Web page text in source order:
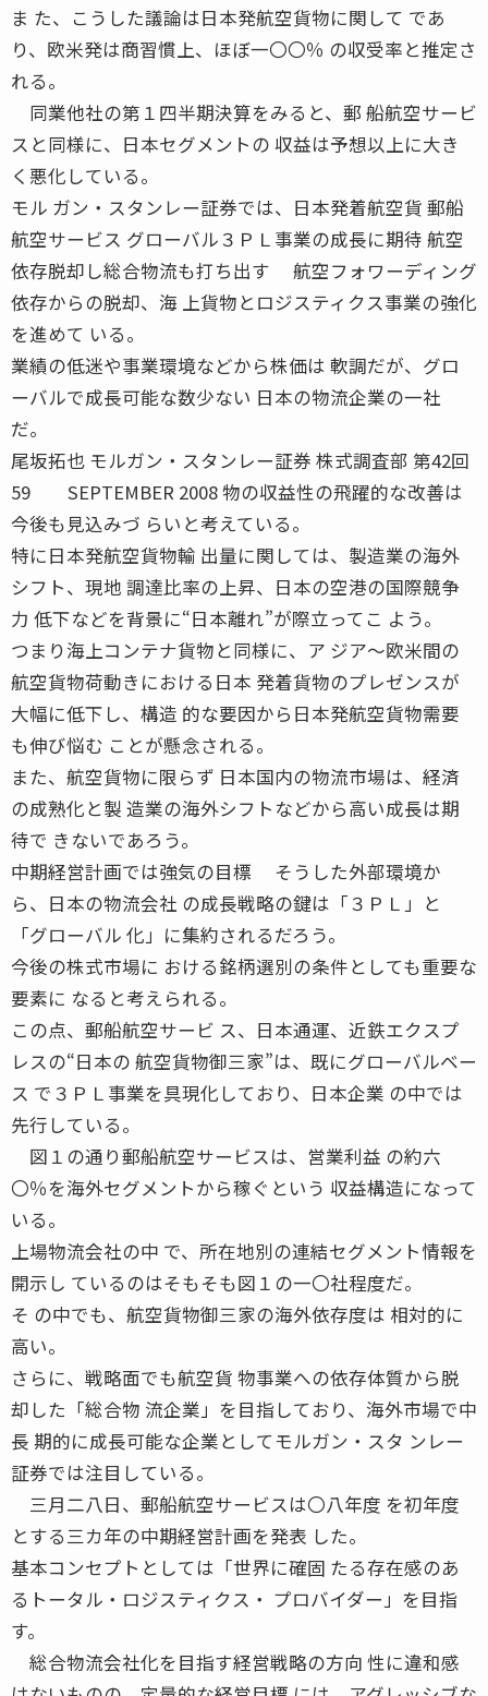
ま た、こうした議論は日本発航空貨物に関して であ
り、欧米発は商習慣上、ほぼ一〇〇％ の収受率と推定さ
れる。
同業他社の第１四半期決算をみると、郵 船航空サービ
スと同様に、日本セグメントの 収益は予想以上に大き
く悪化している。
モル ガン・スタンレー証券では、日本発着航空貨 郵船
航空サービス グローバル３ＰＬ事業の成長に期待 航空
依存脱却し総合物流も打ち出す 航空フォワーディング
依存からの脱却、海 上貨物とロジスティクス事業の強化
を進めて いる。
業績の低迷や事業環境などから株価は 軟調だが、グロ
ーバルで成長可能な数少ない 日本の物流企業の一社
だ。
尾坂拓也 モルガン・スタンレー証券 株式調査部 第42回
59 SEPTEMBER 2008 物の収益性の飛躍的な改善は
今後も見込みづ らいと考えている。
特に日本発航空貨物輸 出量に関しては、製造業の海外
シフト、現地 調達比率の上昇、日本の空港の国際競争
力 低下などを背景に“日本離れ”が際立ってこ よう。
つまり海上コンテナ貨物と同様に、ア ジア〜欧米間の
航空貨物荷動きにおける日本 発着貨物のプレゼンスが
大幅に低下し、構造 的な要因から日本発航空貨物需要
も伸び悩む ことが懸念される。
また、航空貨物に限らず 日本国内の物流市場は、経済
の成熟化と製 造業の海外シフトなどから高い成長は期
待で きないであろう。
中期経営計画では強気の目標 そうした外部環境か
ら、日本の物流会社 の成長戦略の鍵は「３ＰＬ」と
「グローバル 化」に集約されるだろう。
今後の株式市場に おける銘柄選別の条件としても重要な
要素に なると考えられる。
この点、郵船航空サービ ス、日本通運、近鉄エクスプ
レスの“日本の 航空貨物御三家”は、既にグローバルベー
ス で３ＰＬ事業を具現化しており、日本企業 の中では
先行している。
図１の通り郵船航空サービスは、営業利益 の約六
〇％を海外セグメントから稼ぐという 収益構造になって
いる。
上場物流会社の中 で、所在地別の連結セグメント情報を
開示し ているのはそもそも図１の一〇社程度だ。
そ の中でも、航空貨物御三家の海外依存度は 相対的に
高い。
さらに、戦略面でも航空貨 物事業への依存体質から脱
却した「総合物 流企業」を目指しており、海外市場で中
長 期的に成長可能な企業としてモルガン・スタ ンレー
証券では注目している。
三月二八日、郵船航空サービスは〇八年度 を初年度
とする三カ年の中期経営計画を発表 した。
基本コンセプトとしては「世界に確固 たる存在感のあ
るトータル・ロジスティクス・ プロバイダー」を目指
す。
総合物流会社化を目指す経営戦略の方向 性に違和感